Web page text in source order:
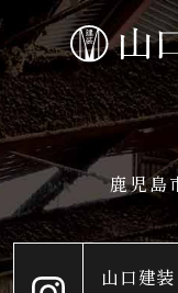
鹿児島
山口建装